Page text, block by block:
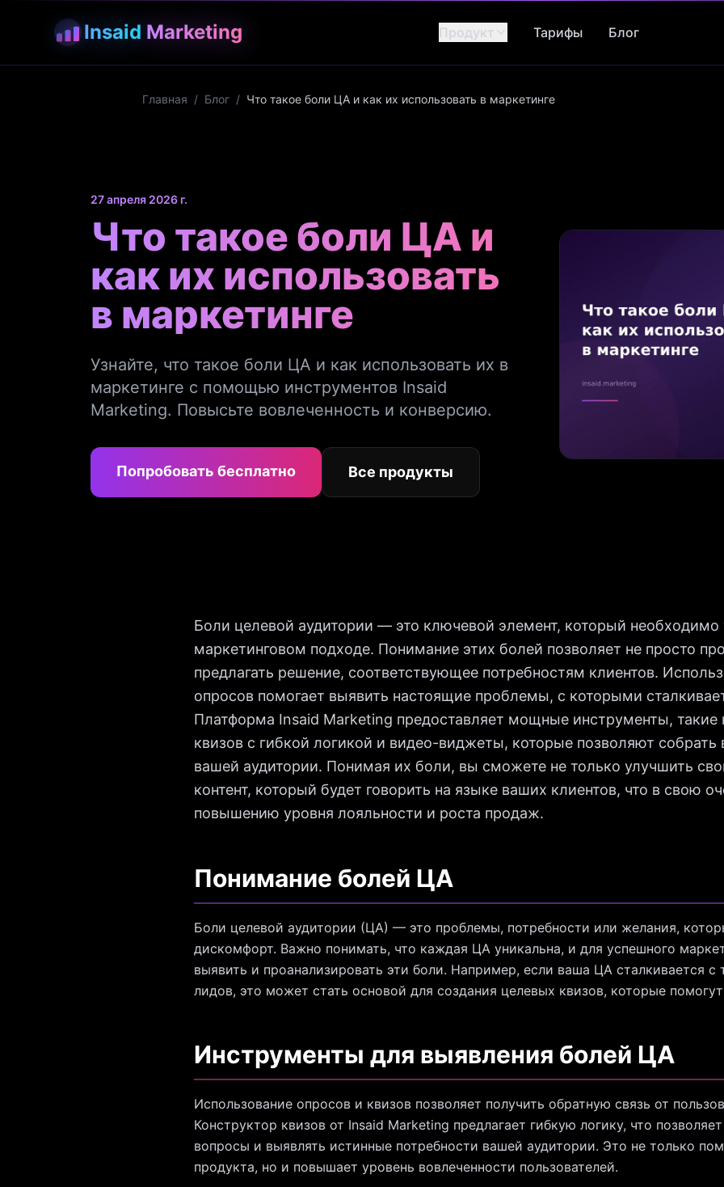
Insaid Marketing Продукт Тарифы Блог
Главная / Блог / Что такое боли ЦА и как их использовать в маркетинге
27 апреля 2026 г.
Что такое боли ЦА и
как их использовать
в маркетинге
Узнайте, что такое боли ЦА и как использовать их в
маркетинге с помощью инструментов Insaid
Marketing. Повысьте вовлеченность и конверсию.
Попробовать бесплатно Все продукты
Боли целевой аудитории — это ключевой элемент, который
маркетинговом подходе. Понимание этих болей позволяет не просто
предлагать решение, соответствующее потребностям клиентов.
опросов помогает выявить настоящие проблемы, с которыми
Платформа Insaid Marketing предоставляет мощные инструменты, такие
квизов с гибкой логикой и видео-виджеты, которые позволяют
вашей аудитории. Понимая их боли, вы сможете не только улучшить
контент, который будет говорить на языке ваших клиентов, что в свою
повышению уровня лояльности и роста продаж.
Понимание болей ЦА
Боли целевой аудитории (ЦА) — это проблемы, потребности или желания,
дискомфорт. Важно понимать, что каждая ЦА уникальна, и для успешного
выявить и проанализировать эти боли. Например, если ваша ЦА сталкивается с
лидов, это может стать основой для создания целевых квизов, которые
Инструменты для выявления болей ЦА
Использование опросов и квизов позволяет получить обратную связь от
Конструктор квизов от Insaid Marketing предлагает гибкую логику, что
вопросы и выявлять истинные потребности вашей аудитории. Это не только
продукта, но и повышает уровень вовлеченности пользователей.